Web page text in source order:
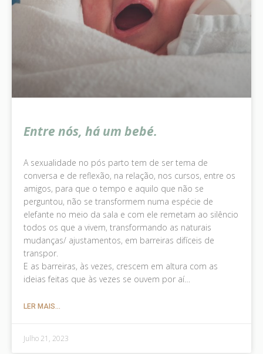
Entre nós, há um bebé.
A sexualidade no pós parto tem de ser tema de
conversa e de reflexão, na relação, nos cursos, entre os
amigos, para que o tempo e aquilo que não se
perguntou, não se transformem numa espécie de
elefante no meio da sala e com ele remetam ao silêncio
todos os que a vivem, transformando as naturais
mudanças/ ajustamentos, em barreiras difíceis de
transpor.
E as barreiras, às vezes, crescem em altura com as
ideias feitas que às vezes se ouvem por aí…
LER MAIS...
Julho 21, 2023